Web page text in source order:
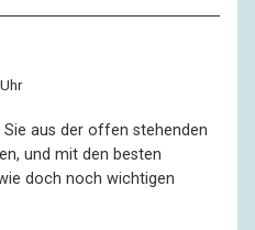
aus der offen stehenden
und mit den besten
doch noch wichtigen